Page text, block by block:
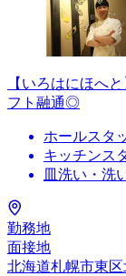
【いろはにほへ
フト融通◎
ホールスタ
キッチンス
皿洗い・洗
勤務地
面接地
北海道札幌市東区